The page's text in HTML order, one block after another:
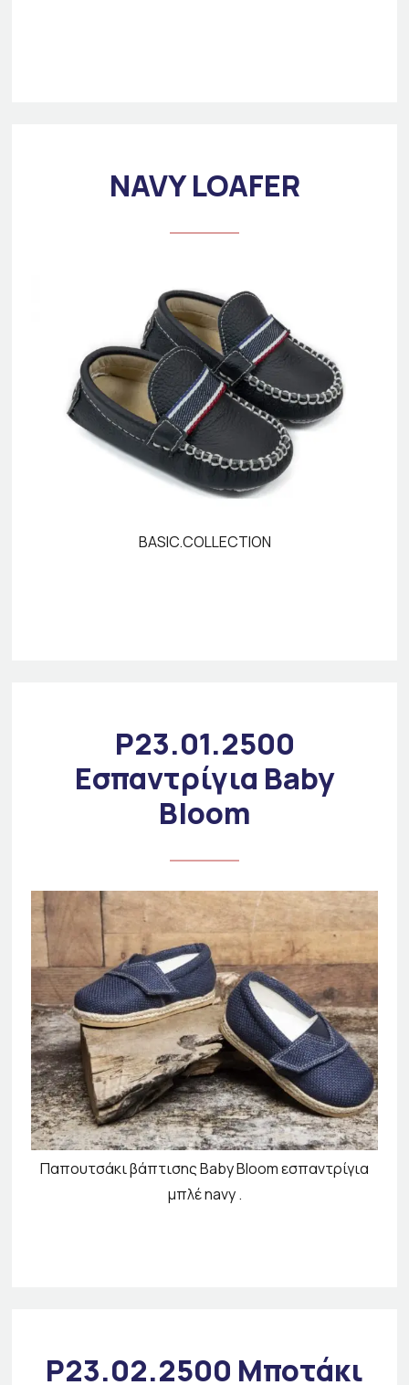
NAVY LOAFER
BASIC.COLLECTION
P23.01.2500
Εσπαντρίγια Baby
Bloom
Παπουτσάκι βάπτισης Baby Bloom εσπαντρίγια
μπλέ navy .
P23.02.2500 Μποτάκι